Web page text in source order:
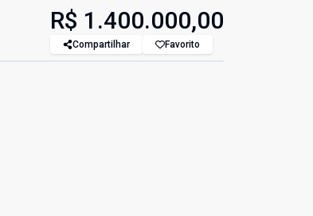
R$ 1.400.000,00
Compartilhar Favorito